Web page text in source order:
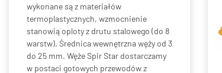
wykonane są z materiałów
termoplastycznych, wzmocnienie
stanowią oploty z drutu stalowego (do 8
warstw). Średnica wewnętrzna węży od 3
do 25 mm. Węże Spir Star dostarczamy
w postaci gotowych przewodów z